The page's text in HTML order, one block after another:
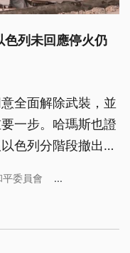
色列未回應停火仍
全面解除武裝，並
一步。哈瑪斯也證
色列分階段撤出加
這紙協議是否能化
平委員會 ...